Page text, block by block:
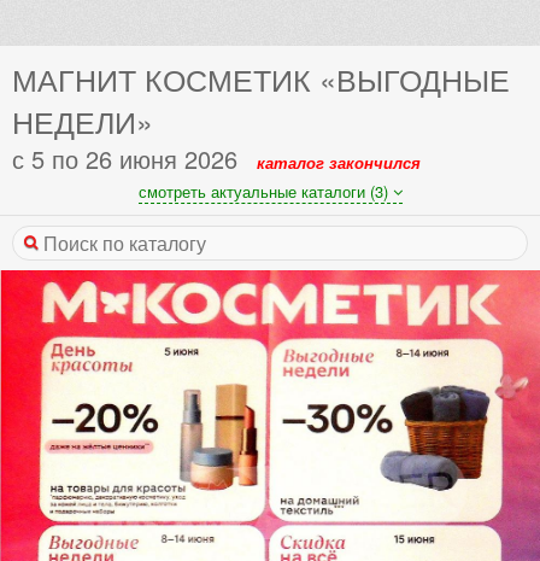
МАГНИТ КОСМЕТИК «ВЫГОДНЫЕ
НЕДЕЛИ»
с 5 по 26 июня 2026
каталог закончился
смотреть актуальные каталоги (3)